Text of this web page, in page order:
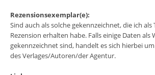
Rezensionsexemplar(e):
Sind auch als solche gekennzeichnet, die ich als
Rezension erhalten habe. Falls einige Daten als
gekennzeichnet sind, handelt es sich hierbei
des Verlages/Autoren/der Agentur.